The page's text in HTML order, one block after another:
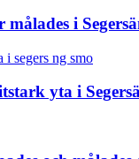
i
yta i